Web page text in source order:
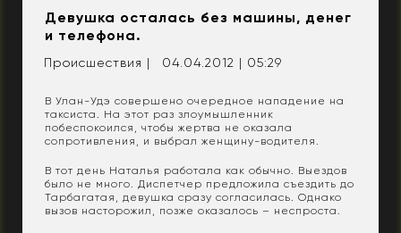
Девушка осталась без машины, денег
и телефона.
Происшествия | 04.04.2012 | 05:29
В Улан-Удэ совершено очередное нападение на
таксиста. На этот раз злоумышленник
побеспокоился, чтобы жертва не оказала
сопротивления, и выбрал женщину-водителя.
В тот день Наталья работала как обычно. Выездов
было не много. Диспетчер предложила съездить до
Тарбагатая, девушка сразу согласилась. Однако
вызов насторожил, позже оказалось – неспроста.